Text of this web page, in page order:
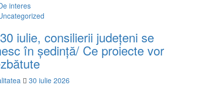
interes
iulie, consilierii județeni se
în ședință/ Ce proiecte vor
30 iulie 2026